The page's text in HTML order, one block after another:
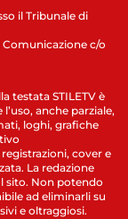
il Tribunale di
c/o
testata STILETV è
anche parziale,
loghi, grafiche
cover e
La redazione
sito. Non potendo
ad eliminarli su
e oltraggiosi.